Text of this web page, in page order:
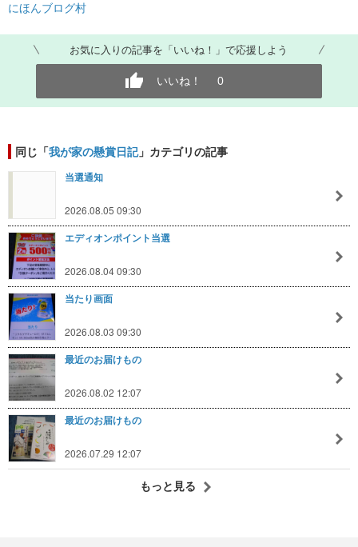
にほんブログ村
お気に入りの記事を「いいね！」で応援しよう
いいね！ 0
同じ「我が家の懸賞日記」カテゴリの記事
当選通知
2026.08.05 09:30
エディオンポイント当選
2026.08.04 09:30
当たり画面
2026.08.03 09:30
最近のお届けもの
2026.08.02 12:07
最近のお届けもの
2026.07.29 12:07
もっと見る